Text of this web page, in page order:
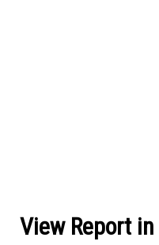
View Report